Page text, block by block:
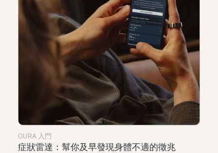
OURA 入門
症狀雷達：幫你及早發現身體不適的徵兆